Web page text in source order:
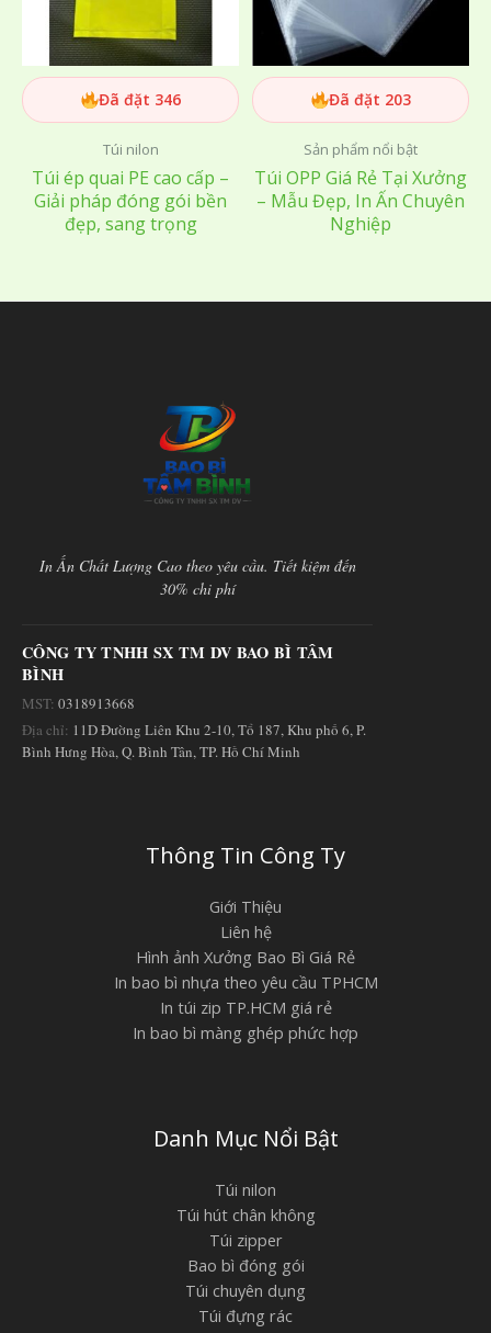
Đã đặt 346
Túi nilon
Túi ép quai PE cao cấp –
Giải pháp đóng gói bền
đẹp, sang trọng
Đã đặt 203
Sản phẩm nổi bật
Túi OPP Giá Rẻ Tại Xưởng
– Mẫu Đẹp, In Ấn Chuyên
Nghiệp
In Ấn Chất Lượng Cao theo yêu cầu. Tiết kiệm đến
30% chi phí
CÔNG TY TNHH SX TM DV BAO BÌ TÂM
BÌNH
MST: 0318913668
Địa chỉ: 11D Đường Liên Khu 2-10, Tổ 187, Khu phố 6, P.
Bình Hưng Hòa, Q. Bình Tân, TP. Hồ Chí Minh
Thông Tin Công Ty
Giới Thiệu
Liên hệ
Hình ảnh Xưởng Bao Bì Giá Rẻ
In bao bì nhựa theo yêu cầu TPHCM
In túi zip TP.HCM giá rẻ
In bao bì màng ghép phức hợp
Danh Mục Nổi Bật
Túi nilon
Túi hút chân không
Túi zipper
Bao bì đóng gói
Túi chuyên dụng
Túi đựng rác